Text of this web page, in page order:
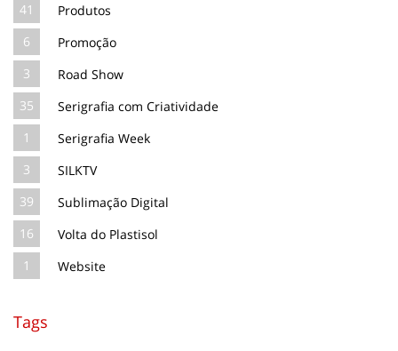
41
Produtos
6
Promoção
3
Road Show
35
Serigrafia com Criatividade
1
Serigrafia Week
3
SILKTV
39
Sublimação Digital
16
Volta do Plastisol
1
Website
Tags